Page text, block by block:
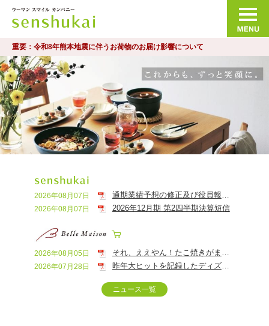
重要：令和8年熊本地震に伴うお荷物のお届け影響について
2026年08月07日
2026年08月07日 2026年12月期 第2四半期決算短信
2026年08月05日
2026年07月28日 昨年大ヒットを記録したディズニー・アニメーション映画『ズートピア２』と原作デビュー100周年限定の「くまのプーさん」のおせちが登場 ベルメゾン「ディズニーデザインおせち」8月3日より予約開始
ニュース一覧